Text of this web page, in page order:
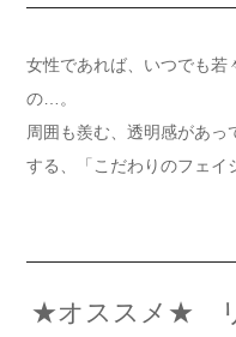
女性であれば、いつでも若
の…。
周囲も羨む、透明感があ
する、「こだわりのフェイ
★オススメ★ リ